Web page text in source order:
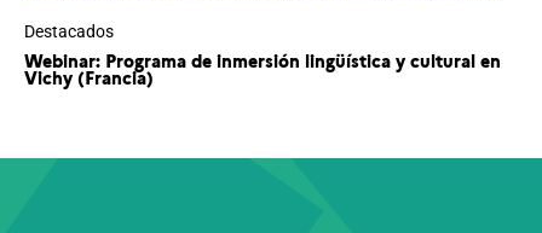
Destacados
Webinar: Programa de inmersión lingüística y cultural en
Vichy (Francia)